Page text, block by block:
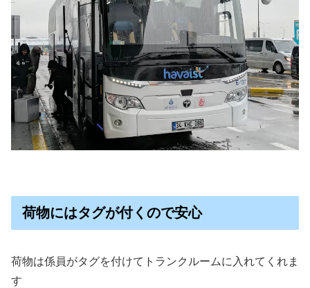
荷物にはタグが付くので安心
荷物は係員がタグを付けてトランクルームに入れてくれま
す